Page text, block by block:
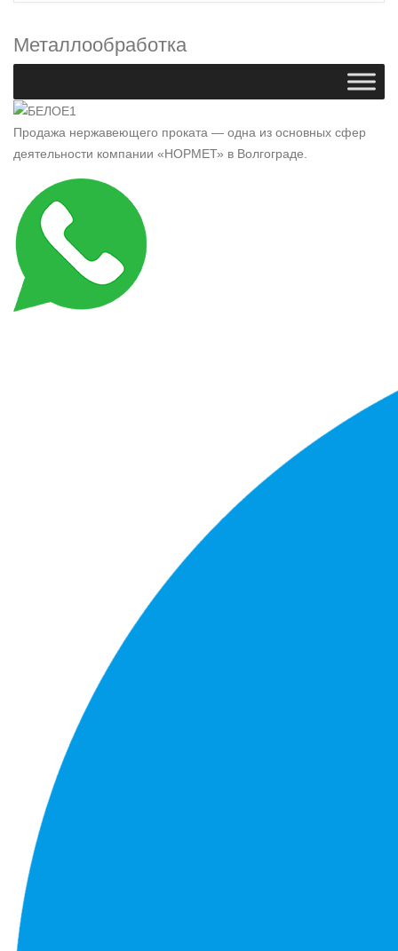
Металлообработка
Продажа нержавеющего проката — одна из основных сфер
деятельности компании «НОРМЕТ» в Волгограде.